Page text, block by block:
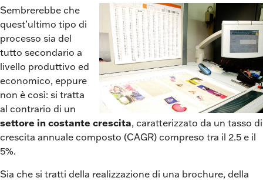
Sembrerebbe che
quest’ultimo tipo di
processo sia del
tutto secondario a
livello produttivo ed
economico, eppure
non è così: si tratta
al contrario di un
settore in costante crescita, caratterizzato da un tasso di
crescita annuale composto (CAGR) compreso tra il 2.5 e il
5%.
Sia che si tratti della realizzazione di una brochure, della